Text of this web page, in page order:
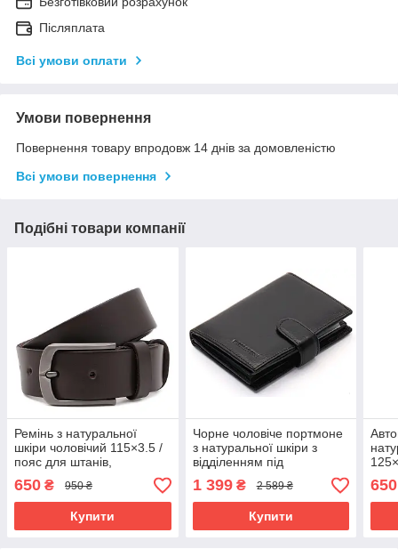
Післяплата
Всі умови оплати
Умови повернення
Повернення товару впродовж 14 днів за домовленістю
Всі умови повернення
Подібні товари компанії
Ремінь з натуральної
шкіри чоловічий 115×3.5 /
пояс для штанів,
коричневий
650 ₴ 950 ₴
Купити
Чорне чоловіче портмоне
з натуральної шкіри з
відділенням під
автодокументи Marco
Coverna MC-2090H-1
1 399₴ 2 589 ₴
Купити
для
650